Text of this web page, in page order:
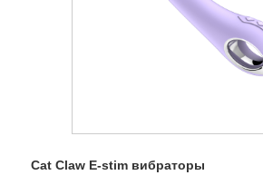
Cat Claw E-stim вибраторы